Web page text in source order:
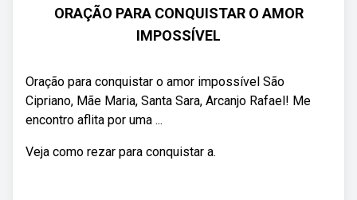
ORAÇÃO PARA CONQUISTAR O AMOR
IMPOSSÍVEL
Oração para conquistar o amor impossível São
Cipriano, Mãe Maria, Santa Sara, Arcanjo Rafael! Me
encontro aflita por uma ...
Veja como rezar para conquistar a.